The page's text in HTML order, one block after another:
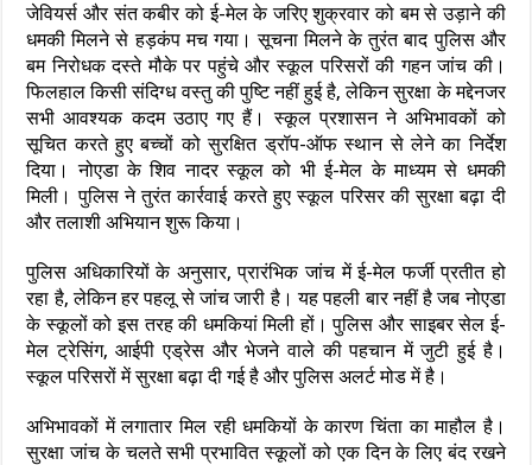
जेवियर्स और संत कबीर को ई-मेल के जरिए शुक्रवार को बम से उड़ाने की
धमकी मिलने से हड़कंप मच गया। सूचना मिलने के तुरंत बाद पुलिस और
बम निरोधक दस्ते मौके पर पहुंचे और स्कूल परिसरों की गहन जांच की।
फिलहाल किसी संदिग्ध वस्तु की पुष्टि नहीं हुई है, लेकिन सुरक्षा के मद्देनजर
सभी आवश्यक कदम उठाए गए हैं। स्कूल प्रशासन ने अभिभावकों को
सूचित करते हुए बच्चों को सुरक्षित ड्रॉप-ऑफ स्थान से लेने का निर्देश
दिया। नोएडा के शिव नादर स्कूल को भी ई-मेल के माध्यम से धमकी
मिली। पुलिस ने तुरंत कार्रवाई करते हुए स्कूल परिसर की सुरक्षा बढ़ा दी
और तलाशी अभियान शुरू किया।
पुलिस अधिकारियों के अनुसार, प्रारंभिक जांच में ई-मेल फर्जी प्रतीत हो
रहा है, लेकिन हर पहलू से जांच जारी है। यह पहली बार नहीं है जब नोएडा
के स्कूलों को इस तरह की धमकियां मिली हों। पुलिस और साइबर सेल ई-
मेल ट्रेसिंग, आईपी एड्रेस और भेजने वाले की पहचान में जुटी हुई है।
स्कूल परिसरों में सुरक्षा बढ़ा दी गई है और पुलिस अलर्ट मोड में है।
अभिभावकों में लगातार मिल रही धमकियों के कारण चिंता का माहौल है।
सुरक्षा जांच के चलते सभी प्रभावित स्कूलों को एक ‎दिन के लिए बंद रखने